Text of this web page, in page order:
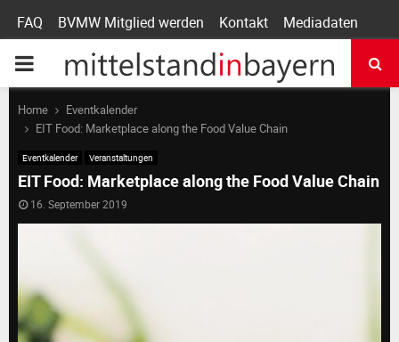
FAQ BVMW Mitglied werden Kontakt Mediadaten
P
R
M
R
Home
Eventkalender
EIT Food: Marketplace along the Food Value Chain
Eventkalender Veranstaltungen
EIT Food: Marketplace along the Food Value Chain
16. September 2019